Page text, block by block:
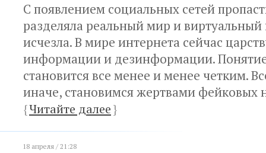
С появлением социальных сетей
разделяла реальный мир и виртуальный
исчезла. В мире интернета сейчас
информации и дезинформации. Понятие
становится все менее и менее четким.
иначе, становимся жертвами фейковых
{Читайте далее}
18 апреля / 21:28